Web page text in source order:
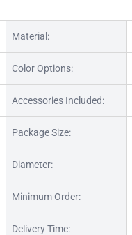
Material:
Color Options:
Accessories Included:
Package Size:
Diameter:
Minimum Order:
Delivery Time: